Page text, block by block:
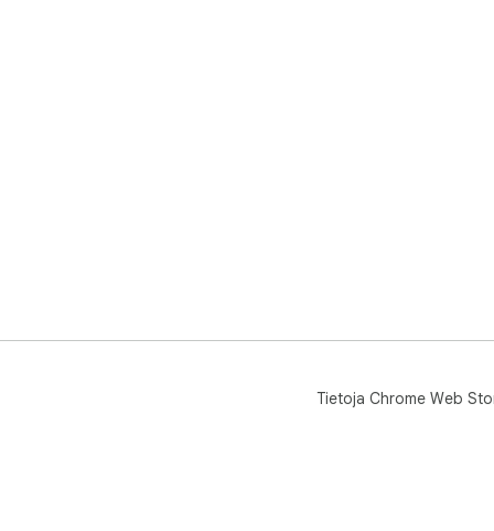
Tietoja Chrome Web